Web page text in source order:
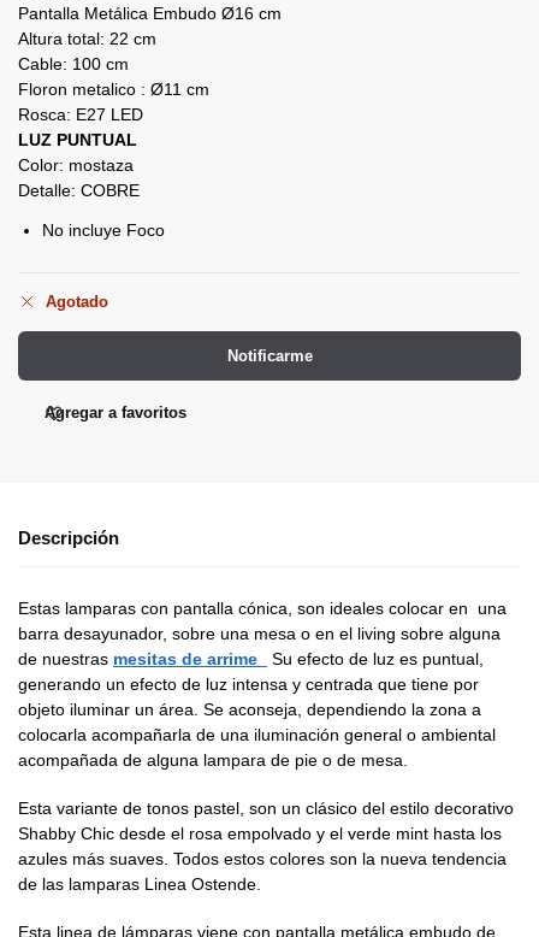
Pantalla Metálica Embudo Ø16 cm
Altura total: 22 cm
Cable: 100 cm
Floron metalico : Ø11 cm
Rosca: E27 LED
LUZ PUNTUAL
Color: mostaza
Detalle: COBRE
No incluye Foco
Agotado
Notificarme
Agregar a favoritos
Descripción
Estas lamparas con pantalla cónica, son ideales colocar en una
barra desayunador, sobre una mesa o en el living sobre alguna
de nuestras mesitas de arrime
Su efecto de luz es puntual,
generando un efecto de luz intensa y centrada que tiene por
objeto iluminar un área. Se aconseja, dependiendo la zona a
colocarla acompañarla de una iluminación general o ambiental
acompañada de alguna lampara de pie o de mesa.
Esta variante de tonos pastel, son un clásico del estilo decorativo
Shabby Chic desde el rosa empolvado y el verde mint hasta los
azules más suaves. Todos estos colores son la nueva tendencia
de las lamparas Linea Ostende.
Esta linea de lámparas viene con pantalla metálica embudo de